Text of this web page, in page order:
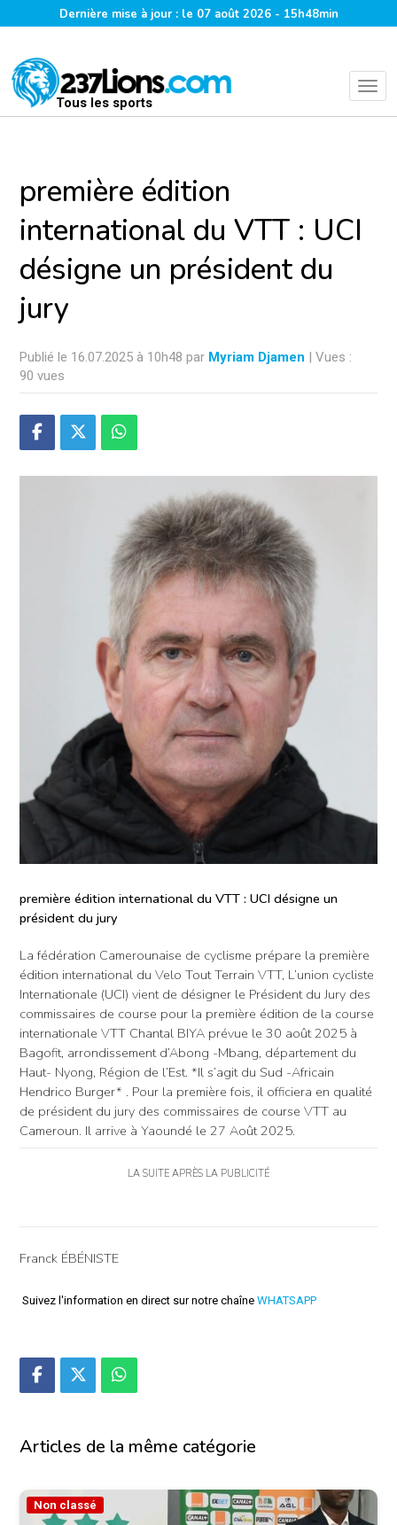
Dernière mise à jour : le 07 août 2026 - 15h48min
Tous les sports
première édition
international du VTT : UCI
désigne un président du
jury
Publié le 16.07.2025 à 10h48 par Myriam Djamen | Vues :
90 vues
première édition international du VTT : UCI désigne un
président du jury
La fédération Camerounaise de cyclisme prépare la première
édition international du Velo Tout Terrain VTT, L’union cycliste
Internationale (UCI) vient de désigner le Président du Jury des
commissaires de course pour la première édition de la course
internationale VTT Chantal BIYA prévue le 30 août 2025 à
Bagofit, arrondissement d’Abong -Mbang, département du
Haut- Nyong, Région de l’Est. *Il s’agit du Sud -Africain
Hendrico Burger* . Pour la première fois, il officiera en qualité
de président du jury des commissaires de course VTT au
Cameroun. Il arrive à Yaoundé le 27 Août 2025.
LA SUITE APRÈS LA PUBLICITÉ
Franck ÉBÉNISTE
Suivez l'information en direct sur notre chaîne WHATSAPP
Articles de la même catégorie
Non classé